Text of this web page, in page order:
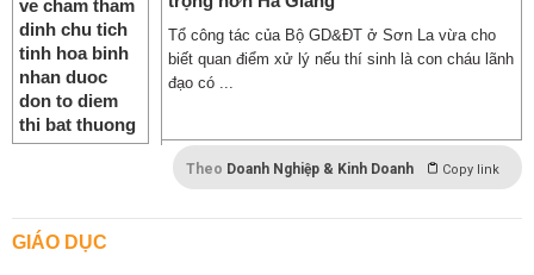
Tổ công tác của Bộ GD&ĐT ở Sơn La vừa cho
biết quan điểm xử lý nếu thí sinh là con cháu lãnh
đạo có ...
Theo Doanh Nghiệp & Kinh Doanh Copy link
GIÁO DỤC